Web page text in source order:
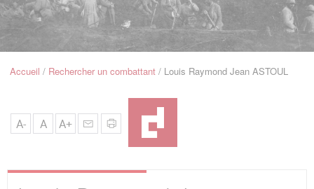
Navigation
FilAccueil Rechercher un combattant Louis Raymond Jean ASTOUL
A- A A+